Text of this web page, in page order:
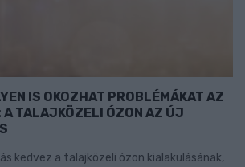
IS OKOZHAT PROBLÉMÁKAT AZ
A TALAJKÖZELI ÓZON AZ ÚJ
kedvez a talajközeli ózon kialakulásának,